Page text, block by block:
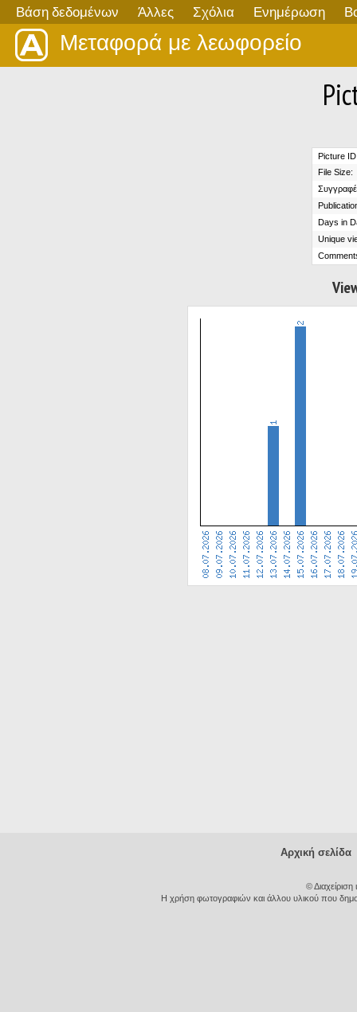
Βάση δεδομένων Άλλες Σχόλια Ενημέρωση
Μεταφορά με λεωφορείο
Picture
File Size:
Days in
Unique
Αρχική σελίδα
©
Η χρήση φωτογραφιών και άλλου υλικού που